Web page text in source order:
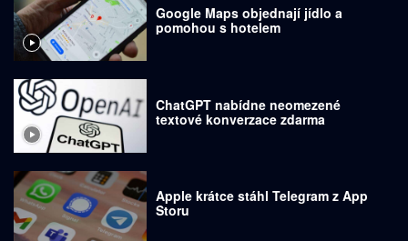
Google Maps objednají jídlo a
pomohou s hotelem
ChatGPT nabídne neomezené
textové konverzace zdarma
Apple krátce stáhl Telegram z App
Storu